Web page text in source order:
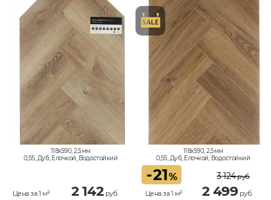
118x590, 2,5мм
0,55, Дуб, Елочкой, Водостойкий
Цена за 1 м² 2 142руб.
118x590, 2,5мм
0,55, Дуб, Елочкой, Водостойкий
-21%
Цена за 1 м²
3 124руб.
2 499руб.